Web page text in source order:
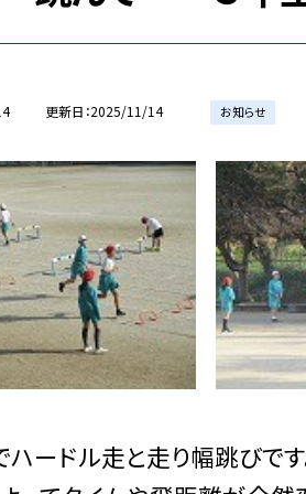
更新日 2025/11/14 お知らせ
ードル走と走り幅跳びです